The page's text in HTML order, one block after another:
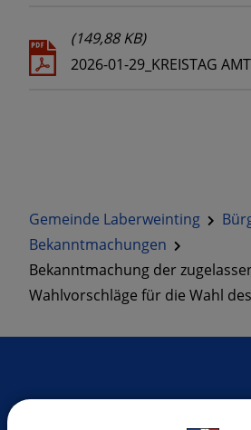
Gemeinde Laberweinting
Bekanntmachungen
Bekanntmachung der
Wahlvorschläge für die Wahl
(149,88 KB)
2026-01-29_KREISTAG
SO ERREICHEN SIE UNS